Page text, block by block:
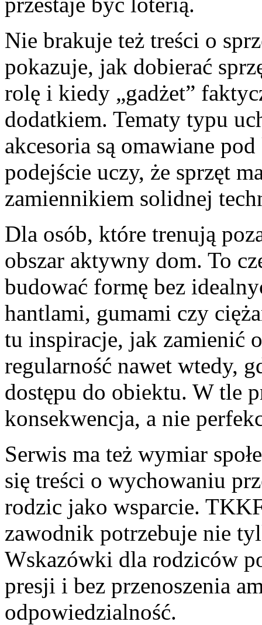
Nie brakuje też treści o
pokazuje, jak dobierać
rolę i kiedy „gadżet”
dodatkiem. Tematy typu
akcesoria są omawiane
podejście uczy, że sprzęt
zamiennikiem solidnej
Dla osób, które trenują
obszar aktywny dom. To
budować formę bez
hantlami, gumami czy
tu inspiracje, jak zamienić
regularność nawet wtedy,
dostępu do obiektu. W tle
konsekwencja, a nie
Serwis ma też wymiar
się treści o wychowaniu
rodzic jako wsparcie.
zawodnik potrzebuje nie
Wskazówki dla rodziców
presji i bez przenoszenia
odpowiedzialność.